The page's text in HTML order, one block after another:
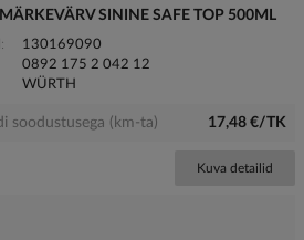
SININE SAFE TOP 500ML
130169090
0892 175 2 042 12
WÜRTH
soodustusega (km-ta) 17,48 €/TK
Kuva detailid